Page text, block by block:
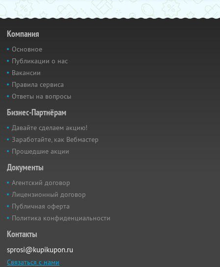
Компания
Основное
Публикации о нас
Вакансии
Правила сервиса
Ответы на вопросы
Бизнес-Партнёрам
Давайте сделаем акцию!
Заработайте, как Вебмастер
Прошедшие акции
Документы
Агентский договор
Лицензионный договор
Публичная оферта
Политика конфиденциальности
Контакты
sprosi@kupikupon.ru
Связаться с нами